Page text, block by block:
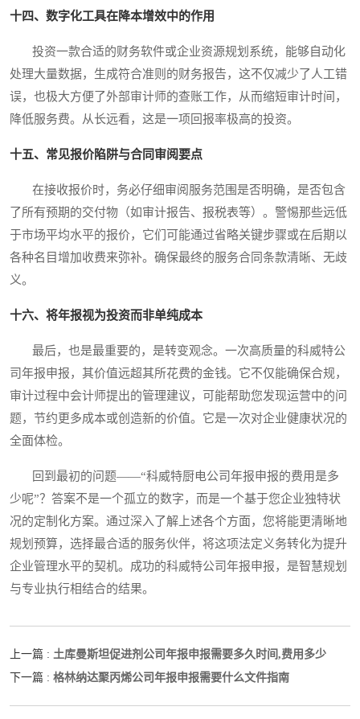
十四、数字化工具在降本增效中的作用
投资一款合适的财务软件或企业资源规划系统，能够自动化
处理大量数据，生成符合准则的财务报告，这不仅减少了人工错
误，也极大方便了外部审计师的查账工作，从而缩短审计时间，
降低服务费。从长远看，这是一项回报率极高的投资。
十五、常见报价陷阱与合同审阅要点
在接收报价时，务必仔细审阅服务范围是否明确，是否包含
了所有预期的交付物（如审计报告、报税表等）。警惕那些远低
于市场平均水平的报价，它们可能通过省略关键步骤或在后期以
各种名目增加收费来弥补。确保最终的服务合同条款清晰、无歧
义。
十六、将年报视为投资而非单纯成本
最后，也是最重要的，是转变观念。一次高质量的科威特公
司年报申报，其价值远超其所花费的金钱。它不仅能确保合规，
审计过程中会计师提出的管理建议，可能帮助您发现运营中的问
题，节约更多成本或创造新的价值。它是一次对企业健康状况的
全面体检。
回到最初的问题——“科威特厨电公司年报申报的费用是多
少呢”？答案不是一个孤立的数字，而是一个基于您企业独特状
况的定制化方案。通过深入了解上述各个方面，您将能更清晰地
规划预算，选择最合适的服务伙伴，将这项法定义务转化为提升
企业管理水平的契机。成功的科威特公司年报申报，是智慧规划
与专业执行相结合的结果。
上一篇 : 土库曼斯坦促进剂公司年报申报需要多久时间,费用多少
下一篇 : 格林纳达聚丙烯公司年报申报需要什么文件指南